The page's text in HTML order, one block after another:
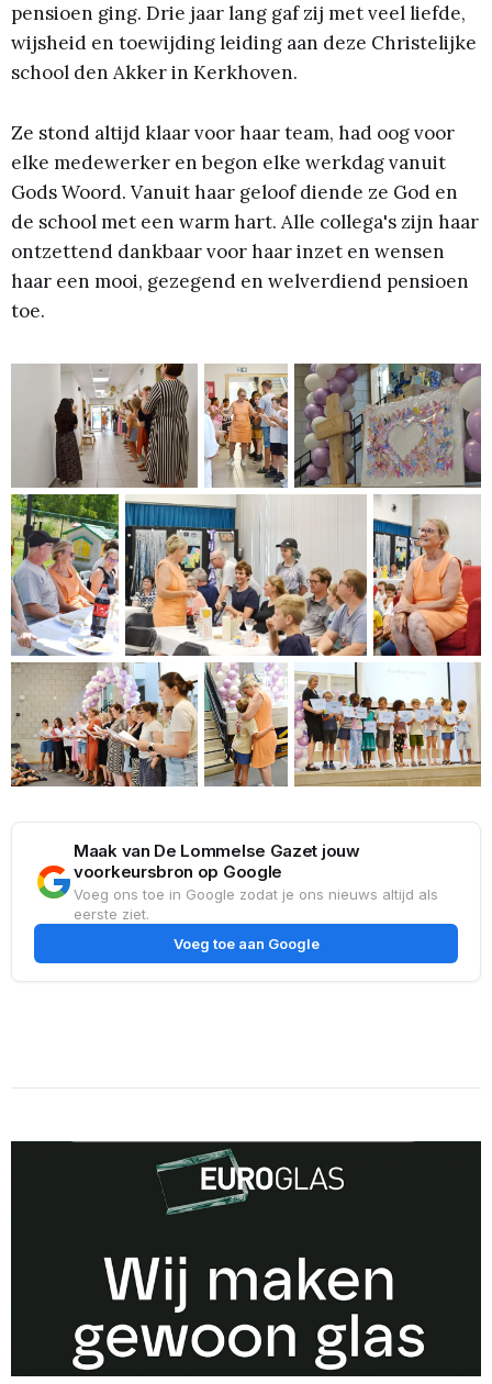
pensioen ging. Drie jaar lang gaf zij met veel liefde,
wijsheid en toewijding leiding aan deze Christelijke
school den Akker in Kerkhoven.
Ze stond altijd klaar voor haar team, had oog voor
elke medewerker en begon elke werkdag vanuit
Gods Woord. Vanuit haar geloof diende ze God en
de school met een warm hart. Alle collega's zijn haar
ontzettend dankbaar voor haar inzet en wensen
haar een mooi, gezegend en welverdiend pensioen
toe.
Maak van De Lommelse Gazet jouw
voorkeursbron op Google
Voeg ons toe in Google zodat je ons nieuws altijd als
eerste ziet.
Voeg toe aan Google